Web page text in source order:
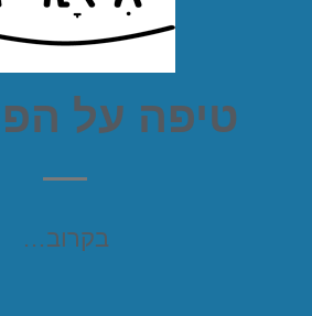
טיפה על
בקרוב…